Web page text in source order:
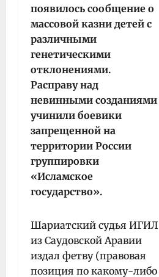
появилось сообщение о
массовой казни детей с
различными
генетическими
отклонениями.
Расправу над
невинными созданиями
учинили боевики
запрещенной на
территории России
группировки
«Исламское
государство».
Шариатский судья ИГИЛ
из Саудовской Аравии
издал фетву (правовая
позиция по какому-либо